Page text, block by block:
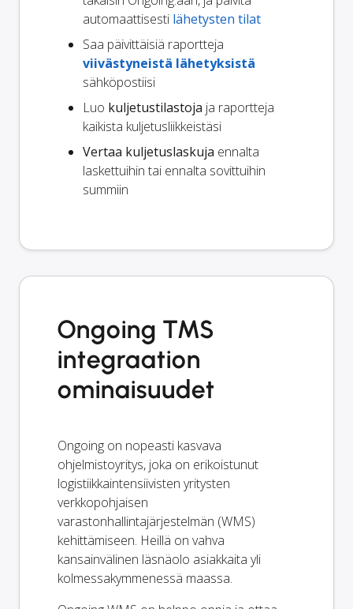
automaattisesti lähetysten tilat
Saa päivittäisiä raportteja
viivästyneistä lähetyksistä
sähköpostiisi
Luo kuljetustilastoja ja raportteja
kaikista kuljetusliikkeistäsi
Vertaa kuljetuslaskuja ennalta
laskettuihin tai ennalta sovittuihin
summiin
Ongoing TMS
integraation
ominaisuudet
Ongoing on nopeasti kasvava
ohjelmistoyritys, joka on erikoistunut
logistiikkaintensiivisten yritysten
verkkopohjaisen
varastonhallintajärjestelmän (WMS)
kehittämiseen. Heillä on vahva
kansainvälinen läsnäolo asiakkaita yli
kolmessakymmenessä maassa.